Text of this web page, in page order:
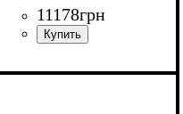
11178грн
Ширина: 110 см